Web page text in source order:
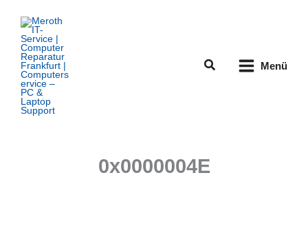
Inhalt
springen
Suchen Menü
0x0000004E